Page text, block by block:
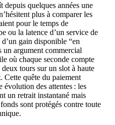
quelques années une
plus à comparer les
pour le temps de
ou la latence d’un service de
gain disponible “en
un argument commercial
où chaque seconde compte
tours sur un slot à haute
Cette quête du paiement
évolution des attentes : les
un retrait instantané mais
sont protégés contre toute